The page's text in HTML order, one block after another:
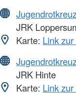
JRK
Karte: Link
JRK Hinte
Karte: Link